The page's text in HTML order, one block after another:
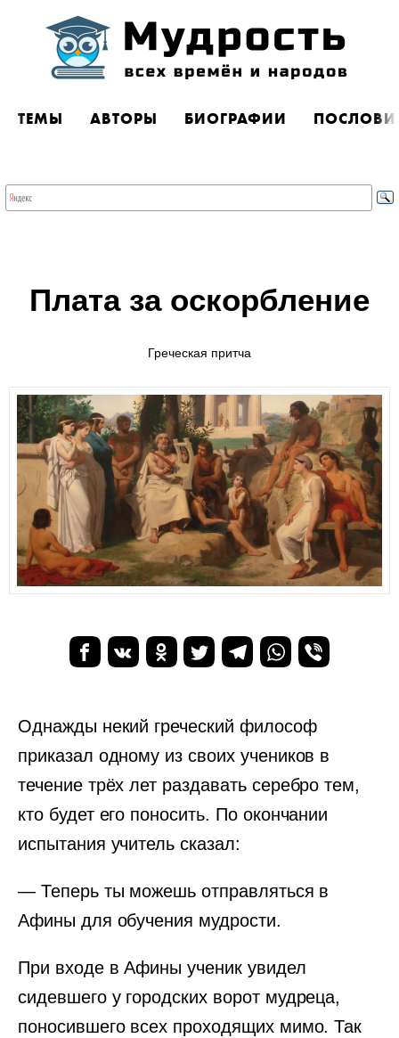
ТЕМЫ АВТОРЫ БИОГРАФИИ
Плата за оскорбление
Греческая притча
Однажды некий греческий философ
приказал одному из своих учеников в
течение трёх лет раздавать серебро тем,
кто будет его поносить. По окончании
испытания учитель сказал:
— Теперь ты можешь отправляться в
Афины для обучения мудрости.
При входе в Афины ученик увидел
сидевшего у городских ворот мудреца,
поносившего всех проходящих мимо. Так